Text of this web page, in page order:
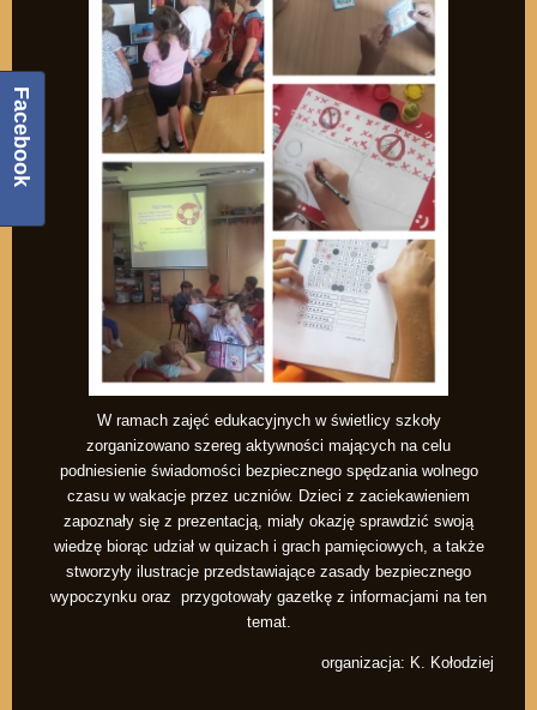
W ramach zajęć edukacyjnych w świetlicy szkoły
zorganizowano szereg aktywności mających na celu
podniesienie świadomości bezpiecznego spędzania wolnego
czasu w wakacje przez uczniów. Dzieci z zaciekawieniem
zapoznały się z prezentacją, miały okazję sprawdzić swoją
wiedzę biorąc udział w quizach i grach pamięciowych, a także
stworzyły ilustracje przedstawiające zasady bezpiecznego
wypoczynku oraz przygotowały gazetkę z informacjami na ten
temat.
organizacja: K. Kołodziej
Facebook